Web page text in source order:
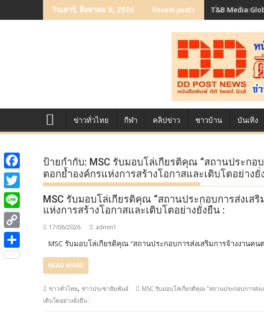
to
วันเสาร์, สิงหาคม 8, 2026 Recent posts T&B Media
เบื้องหลังโภชนา
ข่าวทั่วไทย กีฬา คลิปข่าว ชาวบ้าน บันเทิง
ป้ายกำกับ: MSC รับมอบโล่เกียรติคุณ “สถานประกอ
ตอกย้ำองค์กรแห่งการสร้างโอกาสและเติบโตอย่างยั่
MSC รับมอบโล่เกียรติคุณ “สถานประกอบการส่งเส
แห่งการสร้างโอกาสและเติบโตอย่างยั่งยืน :
17/06/2026 admin1
MSC รับมอบโล่เกียรติคุณ “สถานประกอบการส่งเสริมการจ้างงานค
READ MORE
ข่าวทั่วไทย, ข่าวประชาสัมพันธ์
MSC รับมอบโล่เกียรติคุณ "สถานประกอบการส่
เติบโตอย่างยั่งยืน :
F
a
c
e
b
o
T
w
i
t
t
L
i
n
C
o
S